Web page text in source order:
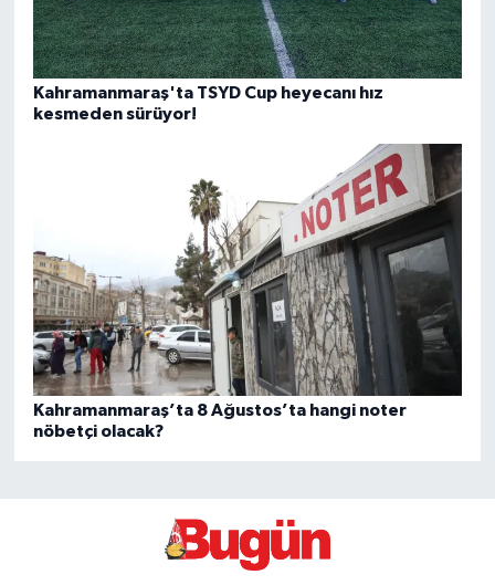
Kahramanmaraş'ta TSYD Cup heyecanı hız
kesmeden sürüyor!
Kahramanmaraş’ta 8 Ağustos’ta hangi noter
nöbetçi olacak?